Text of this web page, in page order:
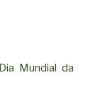
Mundial da